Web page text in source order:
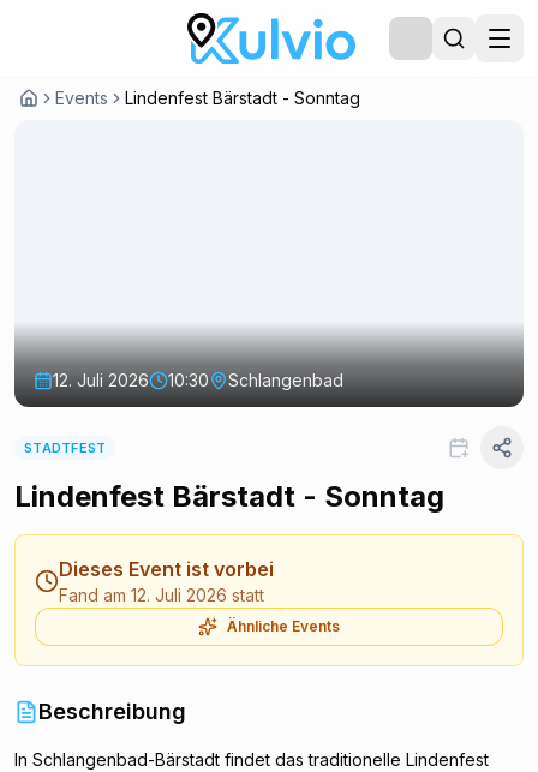
Events Lindenfest Bärstadt - Sonntag
12. Juli 2026 10:30 Schlangenbad
STADTFEST
Lindenfest Bärstadt - Sonntag
Dieses Event ist vorbei
Fand am 12. Juli 2026 statt
Ähnliche Events
Beschreibung
In Schlangenbad-Bärstadt findet das traditionelle Lindenfest